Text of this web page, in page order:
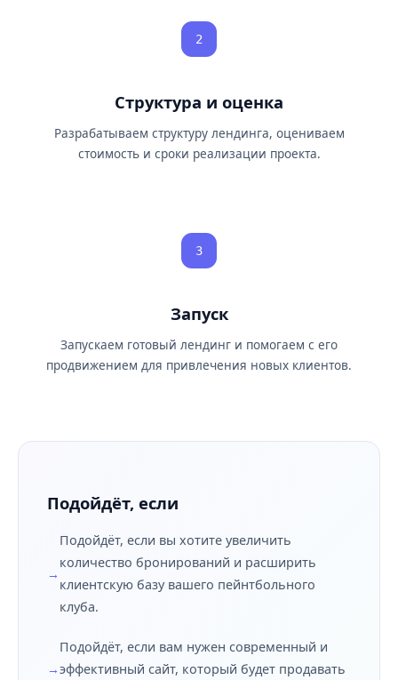
2
Структура и оценка
Разрабатываем структуру лендинга, оцениваем
стоимость и сроки реализации проекта.
3
Запуск
Запускаем готовый лендинг и помогаем с его
продвижением для привлечения новых клиентов.
Подойдёт, если
Подойдёт, если вы хотите увеличить
количество бронирований и расширить
клиентскую базу вашего пейнтбольного
клуба.
Подойдёт, если вам нужен современный и
эффективный сайт, который будет продавать